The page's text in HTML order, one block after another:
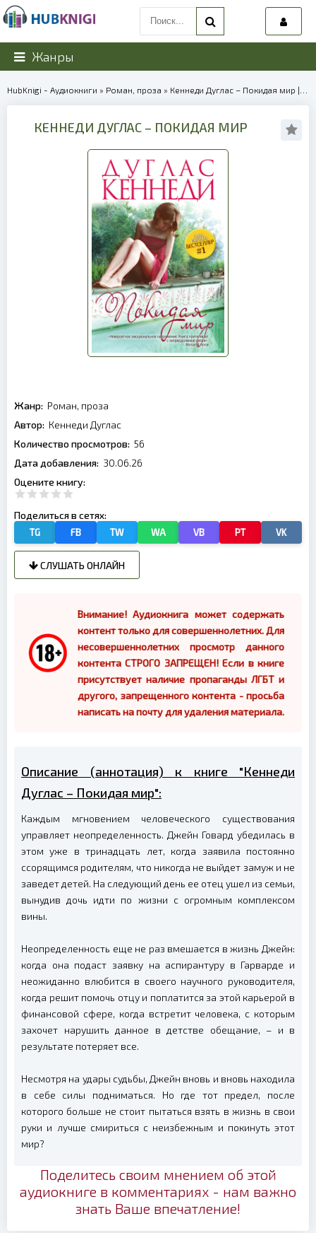
Жанры
HubKnigi - Аудиокниги » Роман, проза » Кеннеди Дуглас – Покидая мир | 40286
КЕННЕДИ ДУГЛАС – ПОКИДАЯ МИР
Жанр: Роман, проза
Автор: Кеннеди Дуглас
Количество просмотров: 56
Дата добавления: 30.06.26
Оцените книгу:
Поделиться в сетях:
TG FB TW WA VB PT VK
СЛУШАТЬ ОНЛАЙН
Внимание! Аудиокнига может содержать
контент только для совершеннолетних. Для
несовершеннолетних просмотр данного
контента СТРОГО ЗАПРЕЩЕН! Если в книге
присутствует наличие пропаганды ЛГБТ и
другого, запрещенного контента - просьба
написать на почту для удаления материала.
Описание (аннотация) к книге "Кеннеди
Дуглас – Покидая мир":
Каждым мгновением человеческого существования
управляет неопределенность. Джейн Говард убедилась в
этом уже в тринадцать лет, когда заявила постоянно
ссорящимся родителям, что никогда не выйдет замуж и не
заведет детей. На следующий день ее отец ушел из семьи,
вынудив дочь идти по жизни с огромным комплексом
вины.
Неопределенность еще не раз вмешается в жизнь Джейн:
когда она подаст заявку на аспирантуру в Гарварде и
неожиданно влюбится в своего научного руководителя,
когда решит помочь отцу и поплатится за этой карьерой в
финансовой сфере, когда встретит человека, с которым
захочет нарушить данное в детстве обещание, – и в
результате потеряет все.
Несмотря на удары судьбы, Джейн вновь и вновь находила
в себе силы подниматься. Но где тот предел, после
которого больше не стоит пытаться взять в жизнь в свои
руки и лучше смириться с неизбежным и покинуть этот
мир?
Поделитесь своим мнением об этой
аудиокниге в комментариях - нам важно
знать Ваше впечатление!